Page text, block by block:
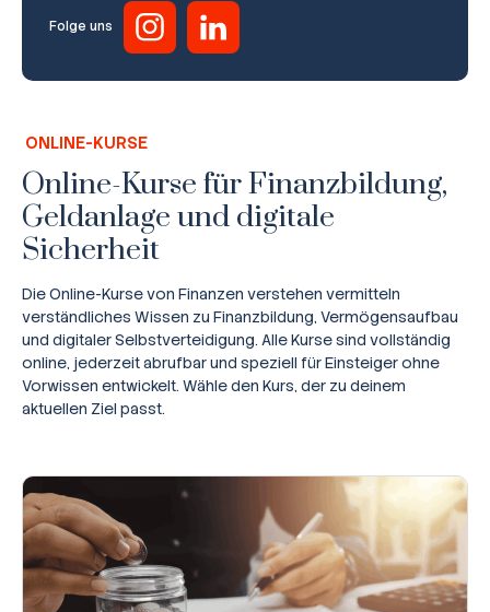
Ratgeber
Online Kurse
Folge uns
ONLINE-KURSE
Online-Kurse für Finanzbildung,
Geldanlage und digitale
Sicherheit
Die Online-Kurse von Finanzen verstehen vermitteln
verständliches Wissen zu Finanzbildung, Vermögensaufbau
und digitaler Selbstverteidigung. Alle Kurse sind vollständig
online, jederzeit abrufbar und speziell für Einsteiger ohne
Vorwissen entwickelt. Wähle den Kurs, der zu deinem
aktuellen Ziel passt.